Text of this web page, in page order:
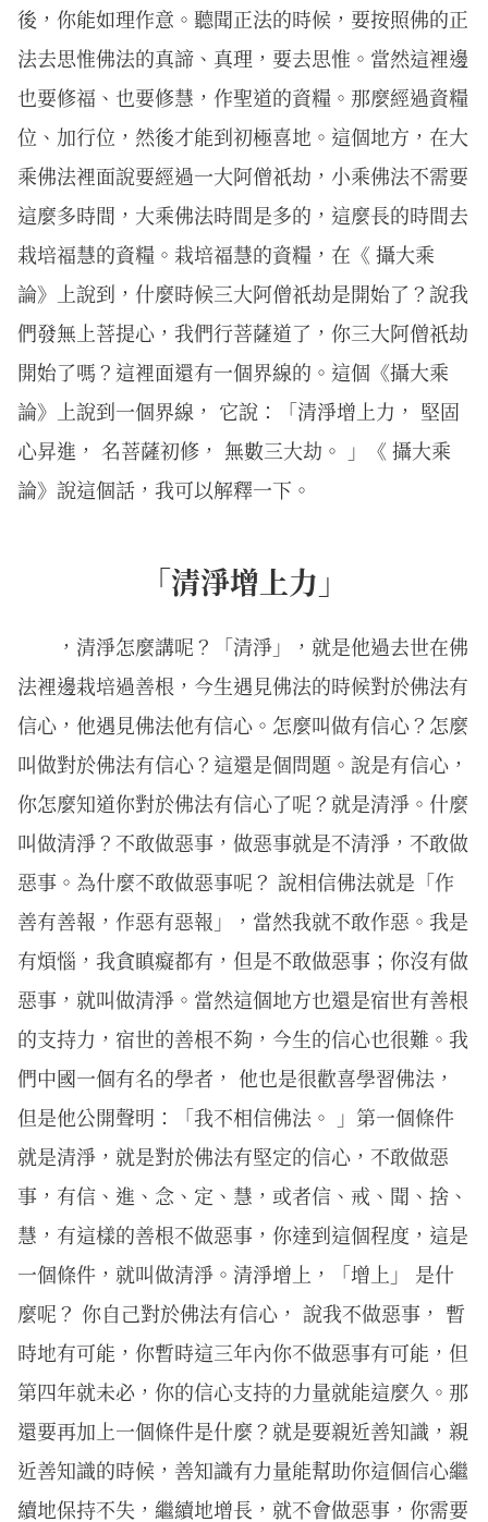
後，你能如理作意。聽聞正法的時候，要按照佛的正
法去思惟佛法的真諦、真理，要去思惟。當然這裡邊
也要修福、也要修慧，作聖道的資糧。那麼經過資糧
位、加行位，然後才能到初極喜地。這個地方，在大
乘佛法裡面說要經過一大阿僧祇劫，小乘佛法不需要
這麼多時間，大乘佛法時間是多的，這麼長的時間去
栽培福慧的資糧。栽培福慧的資糧，在《 攝大乘
論》上說到，什麼時候三大阿僧祇劫是開始了？說我
們發無上菩提心，我們行菩薩道了，你三大阿僧祇劫
開始了嗎？這裡面還有一個界線的。這個《攝大乘
論》上說到一個界線， 它說：「清淨增上力， 堅固
心昇進， 名菩薩初修， 無數三大劫。 」《 攝大乘
論》說這個話，我可以解釋一下。
「清淨增上力」
，清淨怎麼講呢？「清淨」，就是他過去世在佛
法裡邊栽培過善根，今生遇見佛法的時候對於佛法有
信心，他遇見佛法他有信心。怎麼叫做有信心？怎麼
叫做對於佛法有信心？這還是個問題。說是有信心，
你怎麼知道你對於佛法有信心了呢？就是清淨。什麼
叫做清淨？不敢做惡事，做惡事就是不清淨，不敢做
惡事。為什麼不敢做惡事呢？ 說相信佛法就是「作
善有善報，作惡有惡報」，當然我就不敢作惡。我是
有煩惱，我貪瞋癡都有，但是不敢做惡事；你沒有做
惡事，就叫做清淨。當然這個地方也還是宿世有善根
的支持力，宿世的善根不夠，今生的信心也很難。我
們中國一個有名的學者， 他也是很歡喜學習佛法，
但是他公開聲明：「我不相信佛法。 」第一個條件
就是清淨，就是對於佛法有堅定的信心，不敢做惡
事，有信、進、念、定、慧，或者信、戒、聞、捨、
慧，有這樣的善根不做惡事，你達到這個程度，這是
一個條件，就叫做清淨。清淨增上，「增上」 是什
麼呢？ 你自己對於佛法有信心， 說我不做惡事， 暫
時地有可能，你暫時這三年內你不做惡事有可能，但
第四年就未必，你的信心支持的力量就能這麼久。那
還要再加上一個條件是什麼？就是要親近善知識，親
近善知識的時候，善知識有力量能幫助你這個信心繼
續地保持不失，繼續地增長，就不會做惡事，你需要